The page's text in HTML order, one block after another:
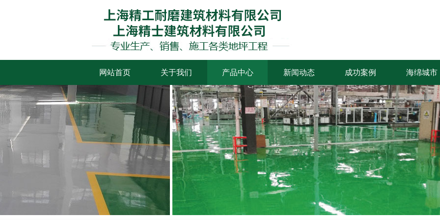
网站首页 关于我们 产品中心 新闻动态 成功案例 海绵城市